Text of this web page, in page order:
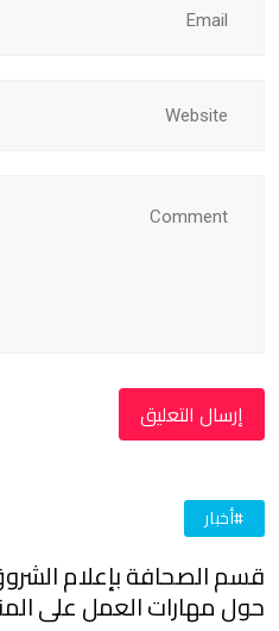
#أخبار
قسم الصحافة بإعلام
حول مهارات العمل على